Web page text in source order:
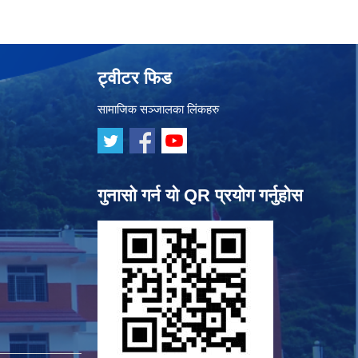
ट्वीटर फिड
सामाजिक सञ्जालका लिंकहरु
गुनासो गर्न यो QR प्रयोग गर्नुहोस